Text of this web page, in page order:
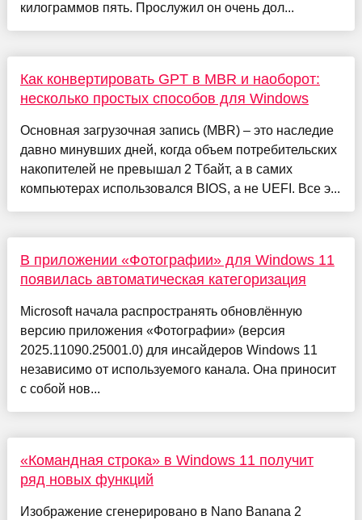
килограммов пять. Прослужил он очень дол...
Как конвертировать GPT в MBR и наоборот:
несколько простых способов для Windows
Основная загрузочная запись (MBR) – это наследие
давно минувших дней, когда объем потребительских
накопителей не превышал 2 Тбайт, а в самих
компьютерах использовался BIOS, а не UEFI. Все э...
В приложении «Фотографии» для Windows 11
появилась автоматическая категоризация
Microsoft начала распространять обновлённую
версию приложения «Фотографии» (версия
2025.11090.25001.0) для инсайдеров Windows 11
независимо от используемого канала. Она приносит
с собой нов...
«Командная строка» в Windows 11 получит
ряд новых функций
Изображение сгенерировано в Nano Banana 2